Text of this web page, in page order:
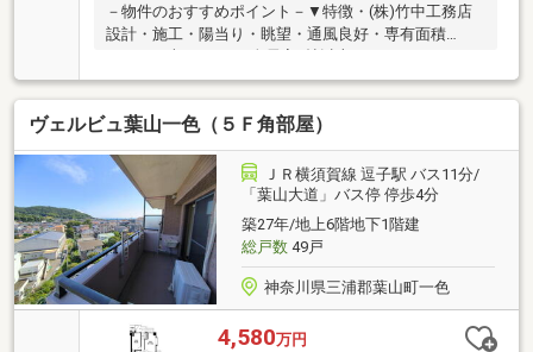
－物件のおすすめポイント－▼特徴・(株)竹中工務店
設計・施工・陽当り・眺望・通風良好・専有面積
125.22平米の3LDK、全居室6帖以上・キッチンは2WAY
仕様、家事動線に配慮・主寝室は約10.7帖・WIC等、
全居室に収納有・1F共有部分にプライベートガーデ
ン、ラウンジ有・ペット飼育可(規則有)・24時間ゴミ
出し可▼設備・床暖房(LD)・食洗機・IHコンロ・乾燥
機付の1822サイズ浴室・オートロック▼周辺環境・葉
山マリーナ 徒歩1分(約50m)■ ご希望の住まい探しをお
手伝いします ━━━━━・・・物件の詳細・ご相談は
お気軽にお問い合わせください。
ヴェルビュ葉山一色（５Ｆ角部屋）
ＪＲ横須賀線 逗子駅 バス11分/
「葉山大道」バス停 停歩4分
築27年/地上6階地下1階建
総戸数49戸
神奈川県三浦郡葉山町一色
4,580万円